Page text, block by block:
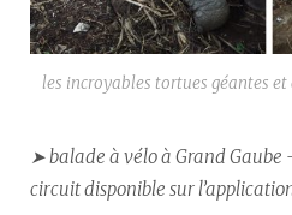
les incroyables tortues géantes
➤ balade à vélo à Grand Gaube
circuit disponible sur